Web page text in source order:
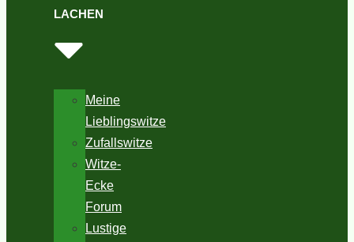
LACHEN
Meine
Lieblingswitze
Zufallswitze
Witze-
Ecke
Forum
Lustige